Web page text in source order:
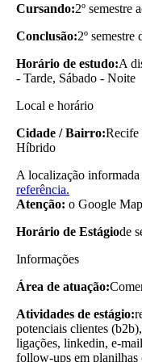
Cursando:2º semestre
Conclusão:2º semestre
Horário de estudo:A
- Tarde, Sábado - Noite
Local e horário
Cidade / Bairro:Recife
Híbrido
A localização informada
referência.
Atenção: o Google
Horário de Estágiode
Informações
Área de atuação:
Atividades de estágio:
potenciais clientes
ligações, linkedin, e-
follow-ups em planilhas